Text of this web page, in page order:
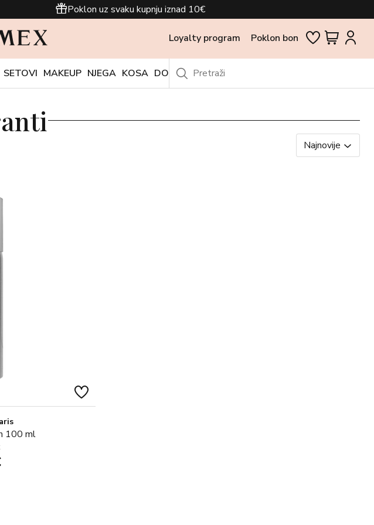
Poklon uz svaku kupnju iznad 10€
Loyalty program Poklon bon
SETOVI MAKEUP NJEGA KOSA DODACI OUTLET
Najnovije
100 ml